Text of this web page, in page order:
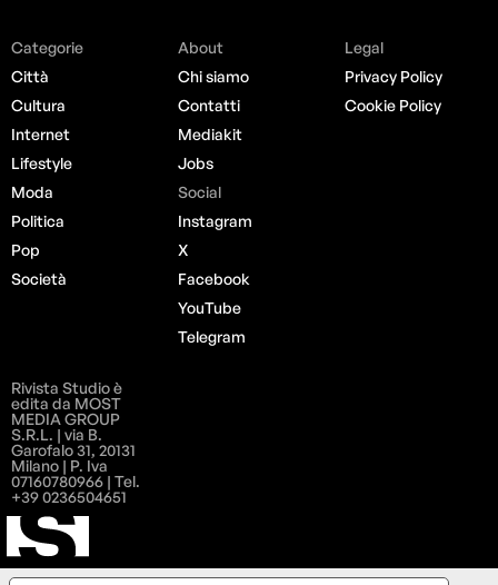
Categorie
Città
Cultura
Internet
Lifestyle
Moda
Politica
Pop
Società
About
Chi siamo
Contatti
Mediakit
Jobs
Social
Instagram
X
Facebook
YouTube
Telegram
Legal
Privacy Policy
Cookie Policy
Rivista Studio è
edita da MOST
MEDIA GROUP
S.R.L. | via B.
Garofalo 31, 20131
Milano | P. Iva
07160780966 | Tel.
+39 0236504651